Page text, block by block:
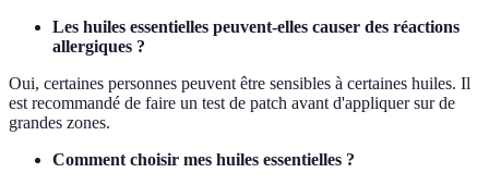
Les huiles essentielles peuvent-elles causer des réactions
allergiques ?
Oui, certaines personnes peuvent être sensibles à certaines huiles. Il
est recommandé de faire un test de patch avant d'appliquer sur de
grandes zones.
Comment choisir mes huiles essentielles ?